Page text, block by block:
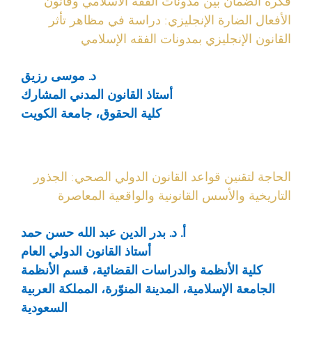
الأفعال الضارة الإنجليزي: دراسة في مظاهر تأثر
القانون الإنجليزي بمدونات الفقه الإسلامي
د. موسى رزيق
أستاذ القانون المدني المشارك
كلية الحقوق، جامعة الكويت
الحاجة لتقنين قواعد القانون الدولي الصحي: الجذور
التاريخية والأسس القانونية والواقعية المعاصرة
أ. د. بدر الدين عبد الله حسن حمد
أستاذ القانون الدولي العام
كلية الأنظمة والدراسات القضائية، قسم الأنظمة
الجامعة الإسلامية، المدينة المنوّرة، المملكة العربية
السعودية